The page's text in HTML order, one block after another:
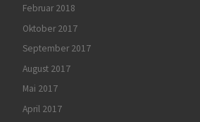
Februar 2018
Oktober 2017
September 2017
August 2017
Mai 2017
April 2017